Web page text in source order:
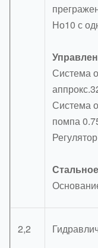
Но10 с
Система
Система
помпа
2,2